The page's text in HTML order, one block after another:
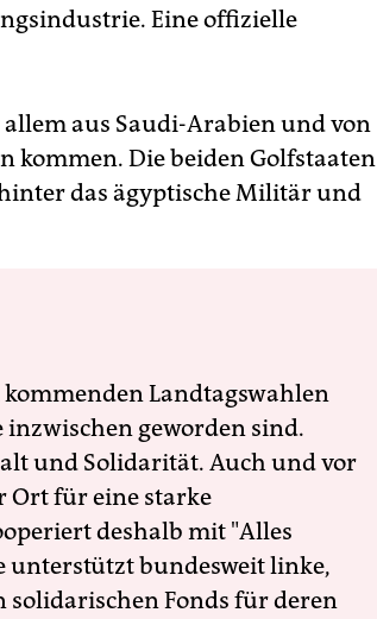
Eine offizielle
aus Saudi-Arabien und von
kommen. Die beiden Golfstaaten
das ägyptische Militär und
Landtagswahlen
geworden sind.
und Solidarität. Auch und vor
Ort für eine starke
deshalb mit "Alles
unterstützt bundesweit linke,
solidarischen Fonds für deren